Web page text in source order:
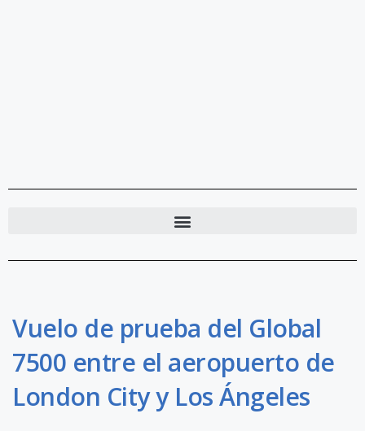
Vuelo de prueba del Global
7500 entre el aeropuerto de
London City y Los Ángeles